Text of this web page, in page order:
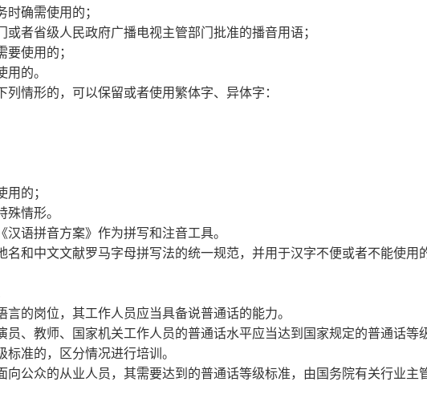
确需使用的；
省级人民政府广播电视主管部门批准的播音用语；
使用的；
的。
列情形的，可以保留或者使用繁体字、异体字：
的；
情形。
汉语拼音方案》作为拼写和注音工具。
和中文文献罗马字母拼写法的统一规范，并用于汉字不便或者不能使用
言的岗位，其工作人员应当具备说普通话的能力。
、教师、国家机关工作人员的普通话水平应当达到国家规定的普通话等
准的，区分情况进行培训。
众的从业人员，其需要达到的普通话等级标准，由国务院有关行业主